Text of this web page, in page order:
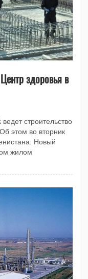
здоровья в
строительство
этом во вторник
Новый
жилом